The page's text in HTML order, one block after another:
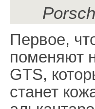
Первое,
поменяют
GTS,
станет